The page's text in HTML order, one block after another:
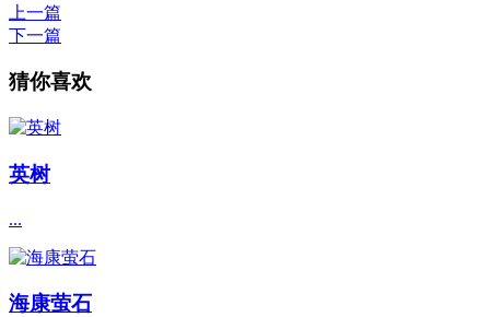
上一篇
下一篇
猜你喜欢
英树
...
海康萤石